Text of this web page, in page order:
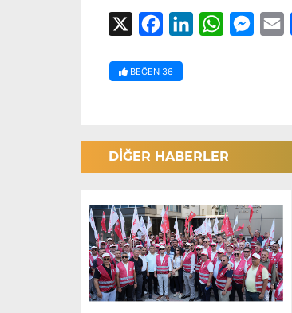
FacebookLinkedInWhatsApp
BEĞEN 36
DİĞER HABERLER